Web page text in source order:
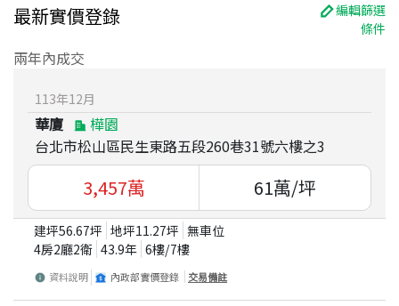
最新實價登錄
編輯篩選
條件
兩年內成交
113年12月
華廈
樺園
台北市松山區民生東路五段260巷31號六樓之3
3,457萬 61萬/坪
建坪56.67坪 地坪11.27坪 無車位
4房2廳2衛 43.9年 6樓/7樓
資料說明 內政部實價登錄 交易備註